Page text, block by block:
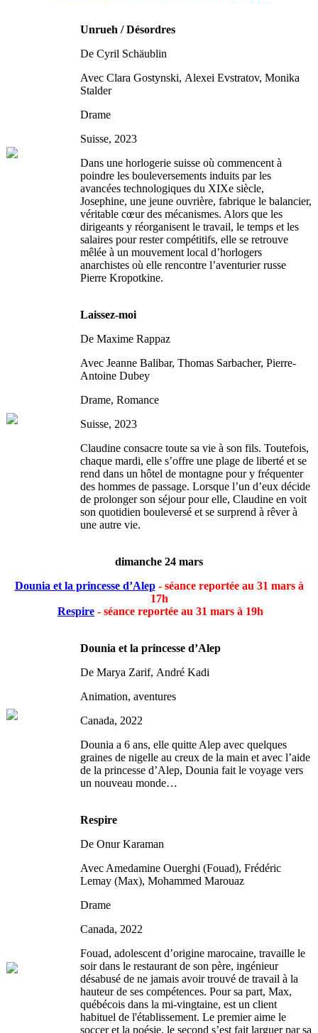
Unrueh / Désordres
De Cyril Schäublin
Avec Clara Gostynski, Alexei Evstratov, Monika
Stalder
Drame
Suisse, 2023
Dans une horlogerie suisse où commencent à
poindre les bouleversements induits par les
avancées technologiques du XIXe siècle,
Josephine, une jeune ouvrière, fabrique le balancier,
véritable cœur des mécanismes. Alors que les
dirigeants y réorganisent le travail, le temps et les
salaires pour rester compétitifs, elle se retrouve
mêlée à un mouvement local d’horlogers
anarchistes où elle rencontre l’aventurier russe
Pierre Kropotkine.
Laissez-moi
De Maxime Rappaz
Avec Jeanne Balibar, Thomas Sarbacher, Pierre-
Antoine Dubey
Drame, Romance
Suisse, 2023
Claudine consacre toute sa vie à son fils. Toutefois,
chaque mardi, elle s’offre une plage de liberté et se
rend dans un hôtel de montagne pour y fréquenter
des hommes de passage. Lorsque l’un d’eux décide
de prolonger son séjour pour elle, Claudine en voit
son quotidien bouleversé et se surprend à rêver à
une autre vie.
dimanche 24 mars
Dounia et la princesse d’Alep - séance reportée au 31 mars à
17h
Respire - séance reportée au 31 mars à 19h
Dounia et la princesse d’Alep
De Marya Zarif, André Kadi
Animation, aventures
Canada, 2022
Dounia a 6 ans, elle quitte Alep avec quelques
graines de nigelle au creux de la main et avec l’aide
de la princesse d’Alep, Dounia fait le voyage vers
un nouveau monde…
Respire
De Onur Karaman
Avec Amedamine Ouerghi (Fouad), Frédéric
Lemay (Max), Mohammed Marouaz
Drame
Canada, 2022
Fouad, adolescent d’origine marocaine, travaille le
soir dans le restaurant de son père, ingénieur
désabusé de ne jamais avoir trouvé de travail à la
hauteur de ses compétences. Pour sa part, Max,
québécois dans la mi-vingtaine, est un client
habituel de l'établissement. Le premier aime le
soccer et la poésie, le second s’est fait larguer par sa